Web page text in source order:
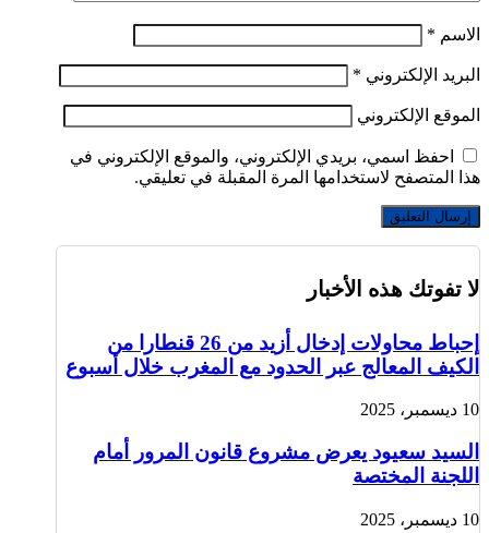
الاسم *
البريد الإلكتروني *
الموقع الإلكتروني
احفظ اسمي، بريدي الإلكتروني، والموقع الإلكتروني في
هذا المتصفح لاستخدامها المرة المقبلة في تعليقي.
لا تفوتك هذه الأخبار
إحباط محاولات إدخال أزيد من 26 قنطارا من
الكيف المعالج عبر الحدود مع المغرب خلال أسبوع
10 ديسمبر، 2025
السيد سعيود يعرض مشروع قانون المرور أمام
اللجنة المختصة
10 ديسمبر، 2025